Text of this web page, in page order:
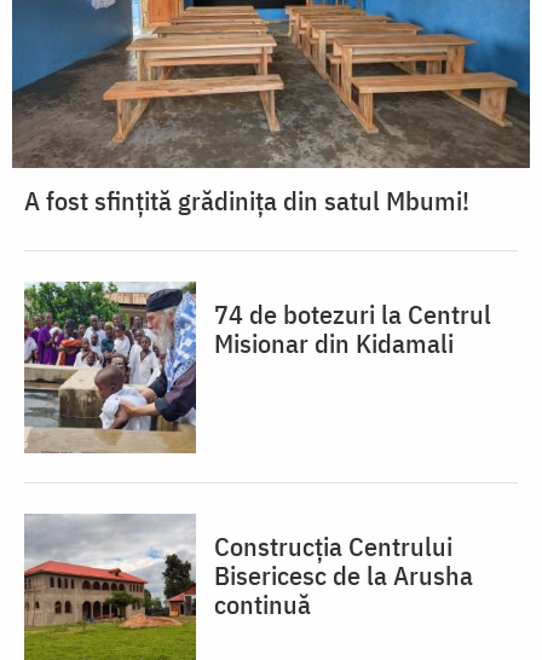
A fost sfințită grădinița din satul Mbumi!
74 de botezuri la Centrul
Misionar din Kidamali
Construcția Centrului
Bisericesc de la Arusha
continuă